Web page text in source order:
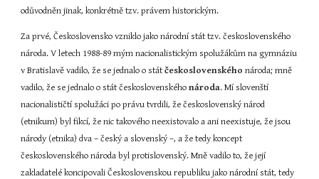
odůvodněn jinak, konkrétně tzv. právem historickým.
Za prvé, Československo vzniklo jako národní stát tzv. československého
národa. V letech 1988-89 mým nacionalistickým spolužákům na gymnáziu
v Bratislavě vadilo, že se jednalo o stát československého národa; mně
vadilo, že se jednalo o stát československého národa. Mí slovenští
nacionalističtí spolužáci po právu tvrdili, že československý národ
(etnikum) byl fikcí, že nic takového neexistovalo a ani neexistuje, že jsou
národy (etnika) dva – český a slovenský –, a že tedy koncept
československého národa byl protislovenský. Mně vadilo to, že její
zakladatelé koncipovali Československou republiku jako národní stát, tedy